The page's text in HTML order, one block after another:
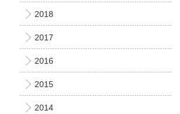
2018
2017
2016
2015
2014